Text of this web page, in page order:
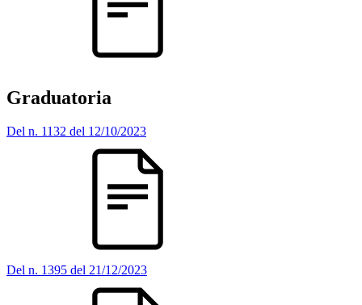
Graduatoria
Del n. 1132 del 12/10/2023
Del n. 1395 del 21/12/2023